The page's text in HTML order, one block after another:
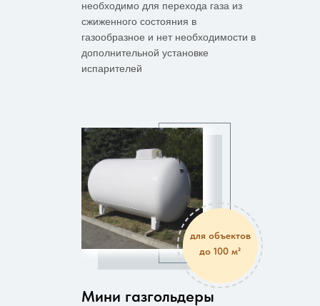
Мини газгольдеры
необходимо для перехода газа из
сжиженного состояния в
газообразное и нет необходимости в
дополнительной установке
испарителей
для объектов
до 100 м²